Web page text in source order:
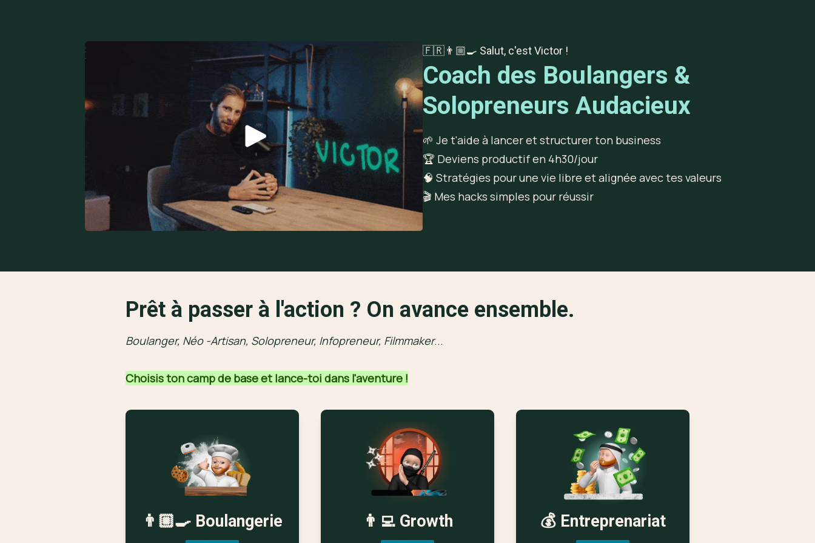
🇫🇷👨🏼‍🍳 Salut, c'est Victor !
Coach des Boulangers &
Solopreneurs Audacieux
🌱 Je t'aide à lancer et structurer ton business
🏆 Deviens productif en 4h30/jour
🧠 Stratégies pour une vie libre et alignée avec tes valeurs
🎬 Mes hacks simples pour réussir
Prêt à passer à l'action ? On avance ensemble.
Boulanger, Néo -Artisan, Solopreneur, Infopreneur, Filmmaker...
Choisis ton camp de base et lance-toi dans l'aventure !
👨🏼‍🍳 Boulangerie 👨‍💻 Growth 💰 Entreprenariat